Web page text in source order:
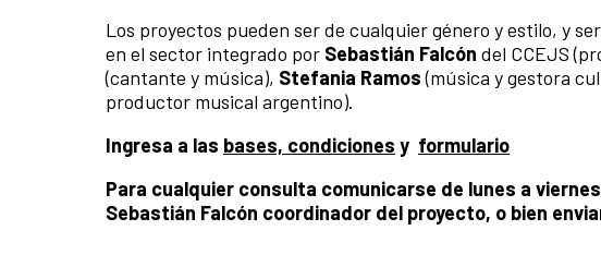
Los proyectos pueden ser de cualquier género y estilo, y
en el sector integrado por Sebastián Falcón del CCEJS
(cantante y música), Stefania Ramos(música y gestora
productor musical argentino).
Ingresa a las bases, condiciones y formulario
Para cualquier consulta comunicarse de lunes a
Sebastián Falcón coordinador del proyecto, o bien